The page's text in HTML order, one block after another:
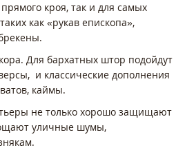
кроя, так и для самых
как «рукав епископа»,
Для бархатных штор подойдут
и классические дополнения
каймы.
не только хорошо защищают
уличные шумы,